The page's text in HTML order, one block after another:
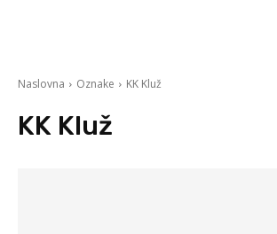
Naslovna Oznake KK Kluž
KK Kluž